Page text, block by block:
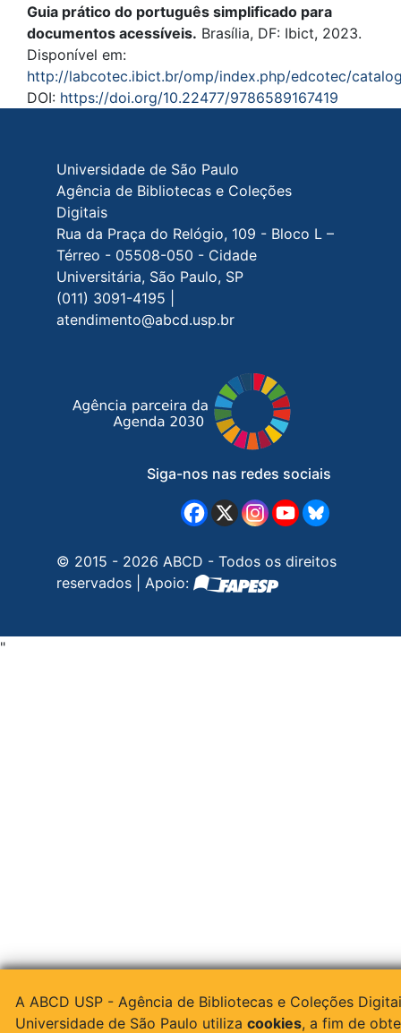
Guia prático do português simplificado para
documentos acessíveis. Brasília, DF: Ibict, 2023.
Disponível em:
http://labcotec.ibict.br/omp/index.php/edcotec/
DOI: https://doi.org/10.22477/9786589167419
Rodapé do site
Universidade de São Paulo
Agência de Bibliotecas e Coleções
Digitais
Rua da Praça do Relógio, 109 - Bloco L –
Térreo - 05508-050 - Cidade
Universitária, São Paulo, SP
(011) 3091-4195 |
atendimento@abcd.usp.br
Siga-nos nas redes sociais
© 2015 - 2026 ABCD - Todos os direitos
reservados | Apoio:
A ABCD USP - Agência de Bibliotecas e Coleções
Universidade de São Paulo utiliza cookies, a fim de
"